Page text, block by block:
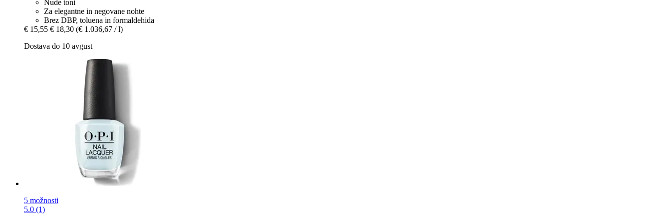
Nude toni
Za elegantne in negovane nohte
Brez DBP, toluena in formaldehida
€ 15,55 € 18,30 (€ 1.036,67 / l)
Dostava do 10 avgust
5 možnosti
5.0 (1)